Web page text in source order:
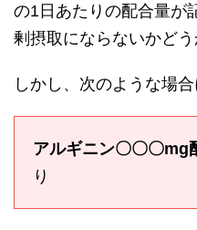
の1日あたりの配合量が
剰摂取にならないかどう
しかし、次のような場合
アルギニン〇〇〇mg
り